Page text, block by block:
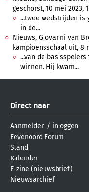
geschorst, 10 mei 2023,
...twee wedstrijden is
in de...
Nieuws, Giovanni van
kampioensschaal uit, 8
...van de
winnen. Hij kwam...
Direct naar
Aanmelden / inloggen
Feyenoord Forum
Stand
Kalender
E-zine (nieuwsbrief)
Nieuwsarchief